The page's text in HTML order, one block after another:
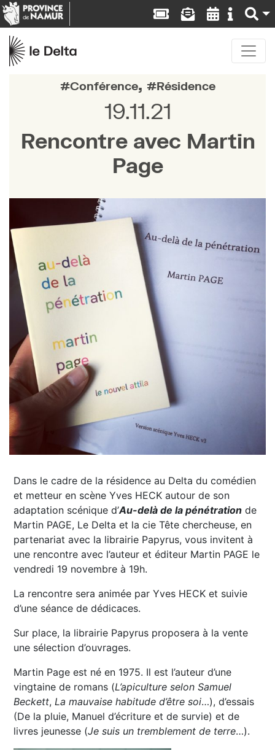
Conférence, Résidence
19.11.21
Rencontre avec Martin
Page
Dans le cadre de la résidence au Delta du comédien
et metteur en scène Yves HECK autour de son
adaptation scénique d’Au-delà de la pénétration de
Martin PAGE, Le Delta et la cie Tête chercheuse, en
partenariat avec la librairie Papyrus, vous invitent à
une rencontre avec l’auteur et éditeur Martin PAGE le
vendredi 19 novembre à 19h.
La rencontre sera animée par Yves HECK et suivie
d’une séance de dédicaces.
Sur place, la librairie Papyrus proposera à la vente
une sélection d’ouvrages.
Martin Page est né en 1975. Il est l’auteur d’une
vingtaine de romans (L’apiculture selon Samuel
Beckett, La mauvaise habitude d’être soi…), d’essais
(De la pluie, Manuel d’écriture et de survie) et de
livres jeunesse (Je suis un tremblement de terre…).